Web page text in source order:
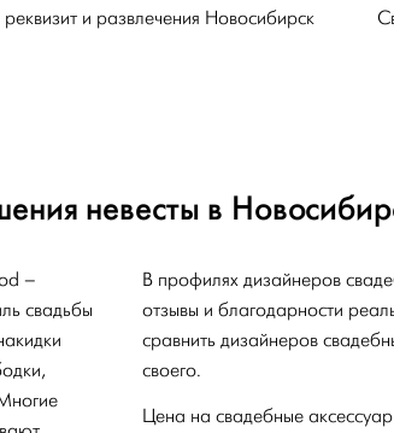
и развлечения Новосибирск
невесты в
–
свадьбы
В профилях дизайнеров
отзывы и благодарности
сравнить дизайнеров
своего.
Цена на свадебные